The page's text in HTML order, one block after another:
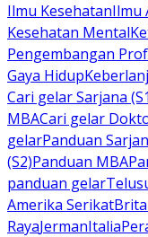
Ilmu KesehatanIlmu
Kesehatan Mental
Pengembangan
Gaya Hidup
Cari gelar Sarjana
MBACari gelar
gelarPanduan
(S2)Panduan MBA
panduan gelar
Amerika Serikat
RayaJermanItalia